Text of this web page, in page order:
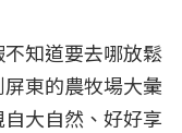
知道要去哪放鬆
東的農牧場大彙
大自然、好好享